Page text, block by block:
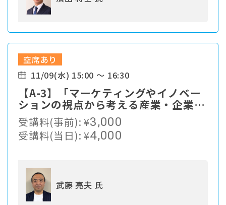
空席あり
11/09(水) 15:00 ～ 16:30
【A-3】「マーケティングやイノベー
ションの視点から考える産業・企業・
事業の変革―ビジョン・リソース・市
場/顧客を整合させ実現するフィット
ネス業界の未来」
受講料(事前):¥3,000
受講料(当日):¥4,000
武藤 亮夫 氏